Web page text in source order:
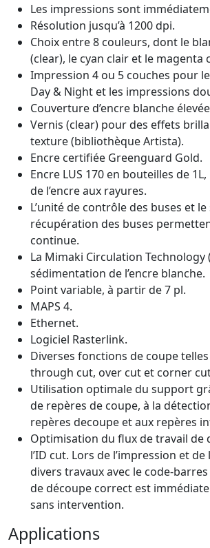
Les impressions sont
Résolution jusqu’à 1200 dpi.
Choix entre 8 couleurs, dont le
(clear), le cyan clair et le magenta
Impression 4 ou 5 couches pour
Day & Night et les impressions
Couverture d’encre blanche
Vernis (clear) pour des effets
texture (bibliothèque Artista).
Encre certifiée Greenguard Gold.
Encre LUS 170 en bouteilles de
de l’encre aux rayures.
L’unité de contrôle des buses et
récupération des buses
continue.
La Mimaki Circulation Technology
sédimentation de l’encre blanche.
Point variable, à partir de 7 pl.
MAPS 4.
Ethernet.
Logiciel Rasterlink.
Diverses fonctions de coupe
through cut, over cut et corner
Utilisation optimale du support
de repères de coupe, à la
repères decoupe et aux repères
Optimisation du flux de travail de
l’ID cut. Lors de l’impression et
divers travaux avec le code-
de découpe correct est
sans intervention.
Applications